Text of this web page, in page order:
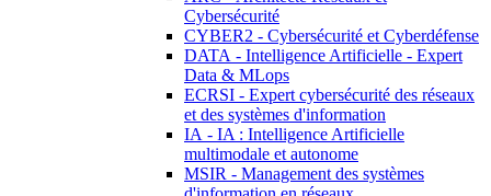
Cybersécurité
CYBER2 - Cybersécurité et Cyberdéfense
DATA - Intelligence Artificielle - Expert
Data & MLops
ECRSI - Expert cybersécurité des réseaux
et des systèmes d'information
IA - IA : Intelligence Artificielle
multimodale et autonome
MSIR - Management des systèmes